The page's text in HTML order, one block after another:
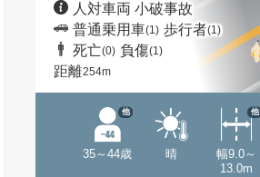
人対車両 小破事故
普通乗用車(1) 歩行者(1)
死亡(0) 負傷(1)
距離254m
35～44歳
他
晴
幅9.0～
13.0m
他